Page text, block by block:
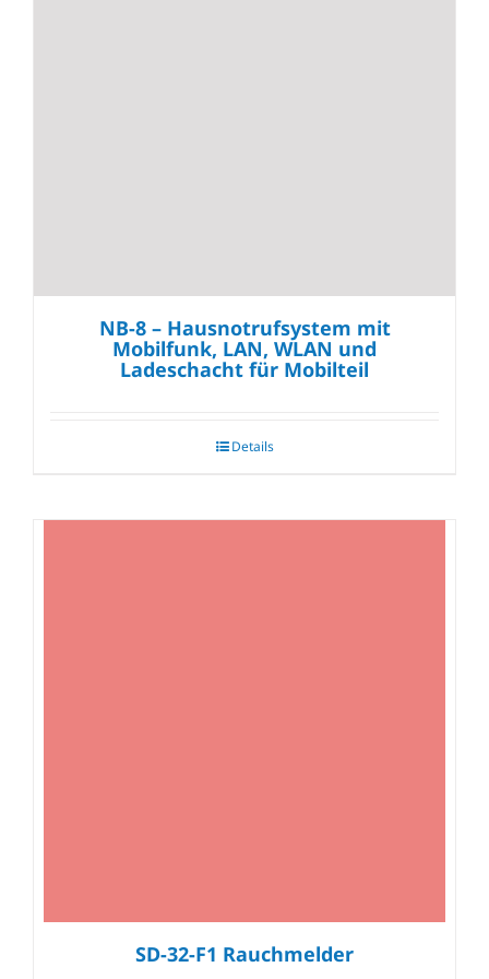
NB-8 – Hausnotrufsystem mit
Mobilfunk, LAN, WLAN und
Ladeschacht für Mobilteil
Details
SD-32-F1 Rauchmelder